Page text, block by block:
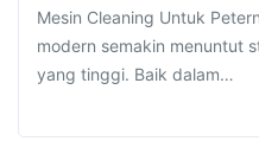
Mesin Cleaning Untuk
modern semakin menuntut
yang tinggi. Baik dalam…